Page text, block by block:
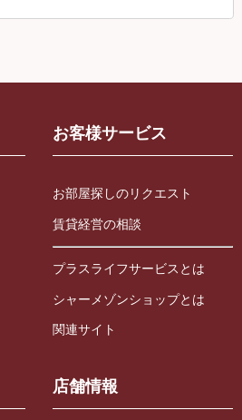
お客様サービス
お部屋探しのリクエスト
賃貸経営の相談
プラスライフサービスとは
シャーメゾンショップとは
関連サイト
店舗情報